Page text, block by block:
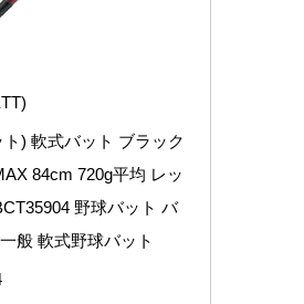
) 軟式バット ブラック
84cm 720g平均 レッ
野球バット バ
般 軟式野球バット